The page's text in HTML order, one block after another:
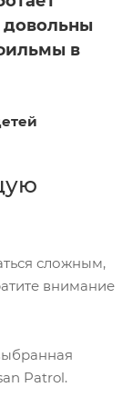
довольны
в
сложным,
внимание
Patrol.